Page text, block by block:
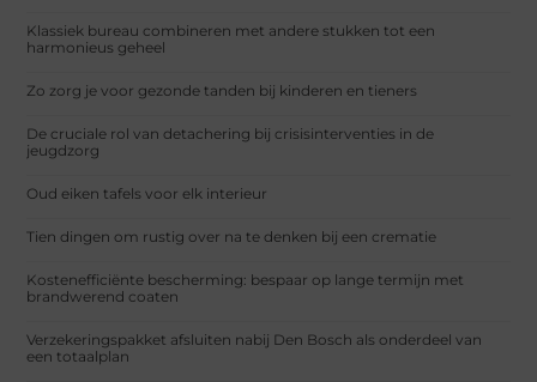
Klassiek bureau combineren met andere stukken tot een
harmonieus geheel
Zo zorg je voor gezonde tanden bij kinderen en tieners
De cruciale rol van detachering bij crisisinterventies in de
jeugdzorg
Oud eiken tafels voor elk interieur
Tien dingen om rustig over na te denken bij een crematie
Kostenefficiënte bescherming: bespaar op lange termijn met
brandwerend coaten
Verzekeringspakket afsluiten nabij Den Bosch als onderdeel van
een totaalplan